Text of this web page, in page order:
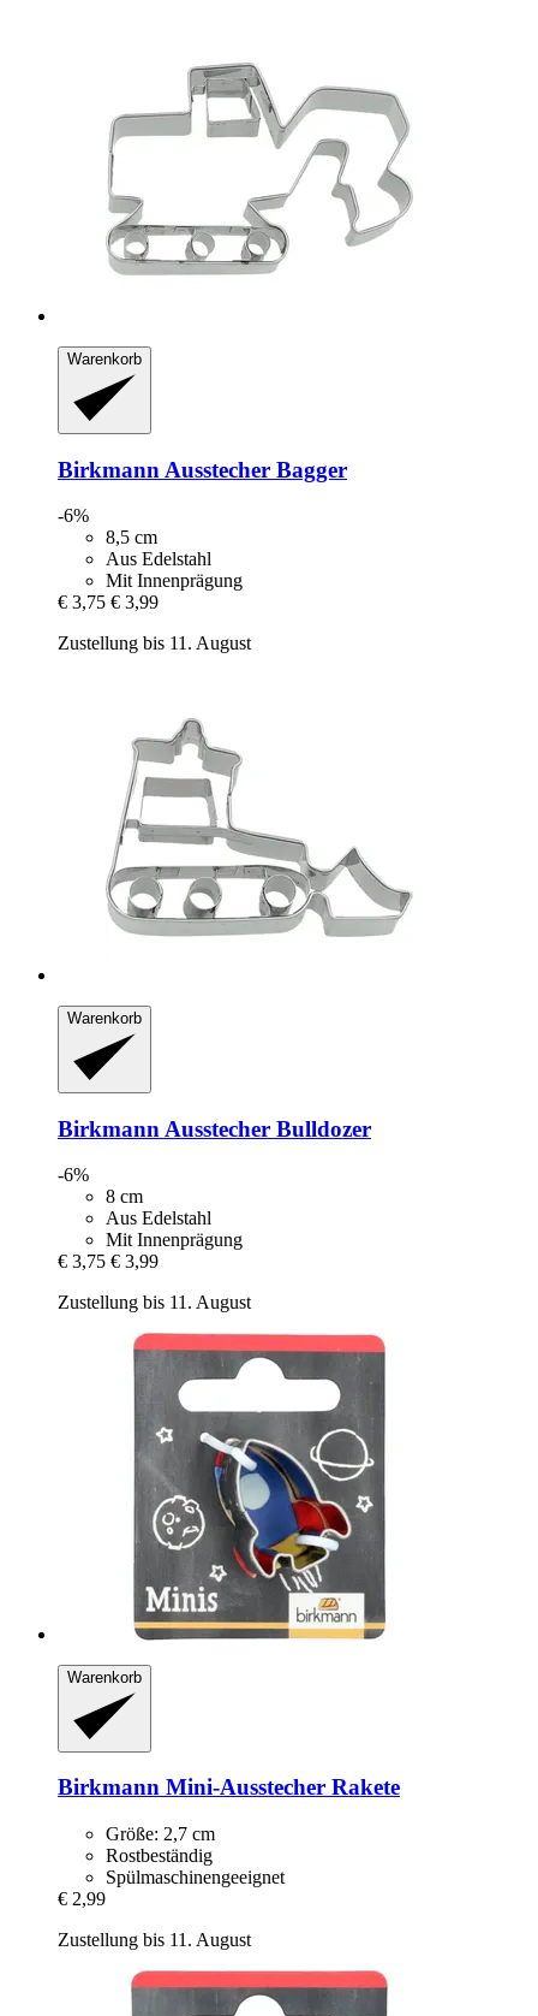
Warenkorb
Birkmann Ausstecher Bagger
-6%
8,5 cm
Aus Edelstahl
Mit Innenprägung
€ 3,75 € 3,99
Zustellung bis 11. August
Warenkorb
Birkmann Ausstecher Bulldozer
-6%
8 cm
Aus Edelstahl
Mit Innenprägung
€ 3,75 € 3,99
Zustellung bis 11. August
Warenkorb
Birkmann Mini-​Ausstecher Rakete
Größe: 2,7 cm
Rostbeständig
Spülmaschinengeeignet
€ 2,99
Zustellung bis 11. August